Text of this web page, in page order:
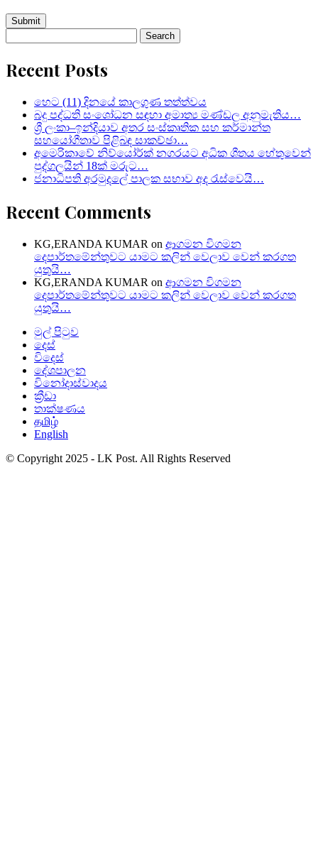
for:
Recent Posts
හෙට (11) දිනයේ කාලගුණ තත්ත්වය
බදු පද්ධති සංශෝධන සඳහා අමාත්‍ය මණ්ඩල අනුමැතිය…
ශ්‍රී ලංකා–ඉන්දියාව අතර සංස්කෘතික සහ කර්මාන්ත
සහයෝගීතාව පිළිබඳ සාකච්ඡා…
අමෙරිකාවේ නිව්යෝර්ක් නගරයට අධික ශීතය හේතුවෙන්
පුද්ගලයින් 18ක් මරුට…
ජනාධිපති අරමුදලේ පාලක සභාව අද රැස්වෙයි…
Recent Comments
KG,ERANDA KUMAR on ආගමන විගමන
දෙපාර්තමේන්තුවට යාමට කලින් වෙලාව වෙන් කරගත
යුතුයි…
KG,ERANDA KUMAR on ආගමන විගමන
දෙපාර්තමේන්තුවට යාමට කලින් වෙලාව වෙන් කරගත
යුතුයි…
මුල් පිටුව
දෙස්
විදෙස්
දේශපාලන
විනෝදාස්වාදය
ක්‍රීඩා
තාක්ෂණය
தமிழ்
English
© Copyright 2025 - LK Post. All Rights Reserved